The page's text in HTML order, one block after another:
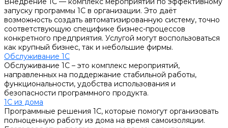
запуску программы 1С в организации. Это даёт
возможность создать автоматизированную систему, точно
соответствующую специфике бизнес-процессов
конкретного предприятия. Услугой могут воспользоваться
как крупный бизнес, так и небольшие фирмы.
Обслуживание 1С
Обслуживание 1С – это комплекс мероприятий,
направленных на поддержание стабильной работы,
функциональности, удобства использования и
безопасности программного продукта.
1С из дома
Программные решения 1С, которые помогут организовать
полноценную работу из дома на время самоизоляции.